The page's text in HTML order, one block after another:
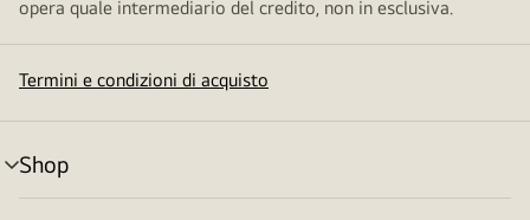
opera quale intermediario del credito, non in esclusiva.
Termini e condizioni di acquisto
Shop
Attivazione
menu